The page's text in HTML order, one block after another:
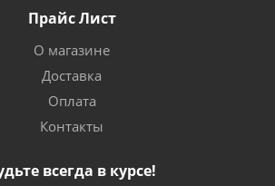
Прайс Лист
О магазине
Доставка
Оплата
Контакты
всегда в курсе!